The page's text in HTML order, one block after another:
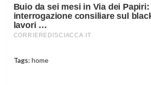
Tags: home